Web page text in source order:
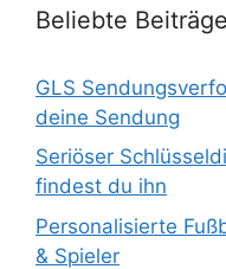
Beliebte Beiträge
GLS
deine Sendung
Seriöser
findest du ihn
Personalisierte
& Spieler